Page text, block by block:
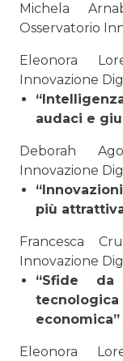
Michela
Osservatorio
Eleonora
Innovazione
audaci e
Deborah
Innovazione
più
Francesca
Innovazione
“Sfide da
economica”
Eleonora